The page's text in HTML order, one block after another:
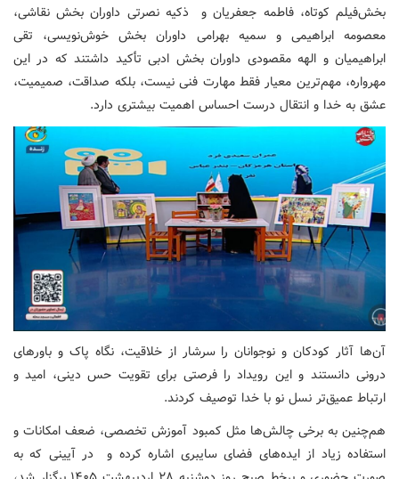
بخش‌فیلم کوتاه،‌ فاطمه جعفریان و ذکیه نصرتی داوران بخش نقاشی،‌
معصومه‌ ابراهیمی و سمیه بهرامی داوران بخش خوش‌نویسی، ‌تقی
ابراهیمیان و الهه مقصودی داوران بخش ادبی تأکید داشتند که در این
مهرواره، مهم‌ترین معیار فقط مهارت فنی نیست، بلکه صداقت، صمیمیت،
عشق به خدا و انتقال درست احساس اهمیت بیشتری دارد.
آن‌ها آثار کودکان و نوجوانان را سرشار از خلاقیت، نگاه پاک و باورهای
درونی دانستند و این رویداد را فرصتی برای تقویت حس دینی، امید و
ارتباط عمیق‌تر نسل نو با خدا توصیف کردند.
هم‌چنین به برخی چالش‌ها مثل کمبود آموزش تخصصی، ضعف امکانات و
استفاده زیاد از ایده‌های فضای سایبری اشاره کرده و در آیینی که به